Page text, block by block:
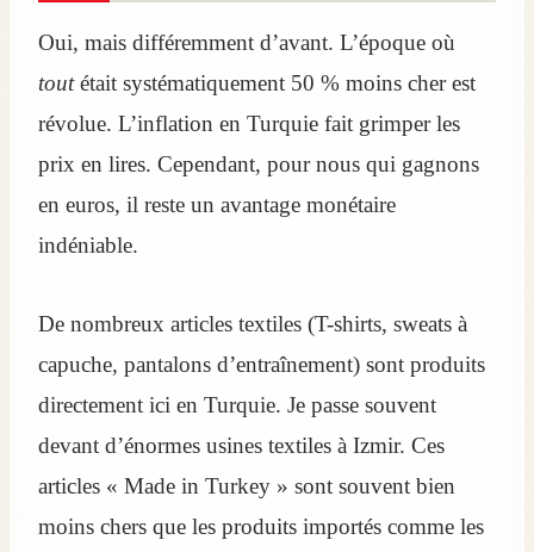
Oui, mais différemment d’avant. L’époque où
toutétait systématiquement 50 % moins cher est
révolue. L’inflation en Turquie fait grimper les
prix en lires. Cependant, pour nous qui gagnons
en euros, il reste un avantage monétaire
indéniable.
De nombreux articles textiles (T-shirts, sweats à
capuche, pantalons d’entraînement) sont produits
directement ici en Turquie. Je passe souvent
devant d’énormes usines textiles à Izmir. Ces
articles « Made in Turkey » sont souvent bien
moins chers que les produits importés comme les